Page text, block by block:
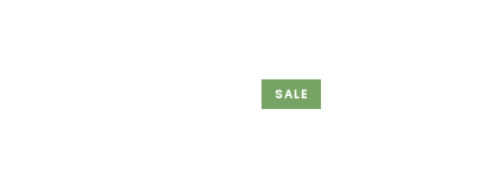
SALE